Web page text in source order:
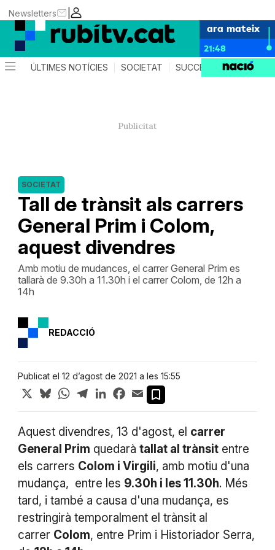
|
Newsletters
ara mateix
21:48
ÚLTIMES NOTÍCIES SOCIETAT SUCCESSOS
Tall de trànsit als carrers
General Prim i Colom,
aquest divendres
SOCIETAT
Amb motiu de mudances, el carrer General Prim es
tallarà de 9.30h a 11.30h i el carrer Colom, de 12h a
14h
REDACCIÓ
Publicat el 12 d’agost de 2021 a les 15:55
X BlueskyWhatsApp
TelegramLinkedInFacebook
Email
Aquest divendres, 13 d'agost, el carrer
General Prim quedarà tallat al trànsitentre
els carrers Colom i Virgili, amb motiu d'una
mudança, entre les 9.30h i les 11.30h. Més
tard, i també a causa d'una mudança, es
restringirà temporalment el trànsit al
carrer Colom, entre Prim i Historiador Serra,